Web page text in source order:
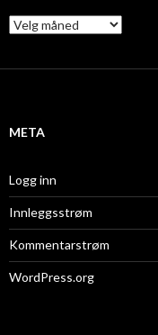
A
r
i
META
Logg inn
Innleggsstrøm
Kommentarstrøm
WordPress.org